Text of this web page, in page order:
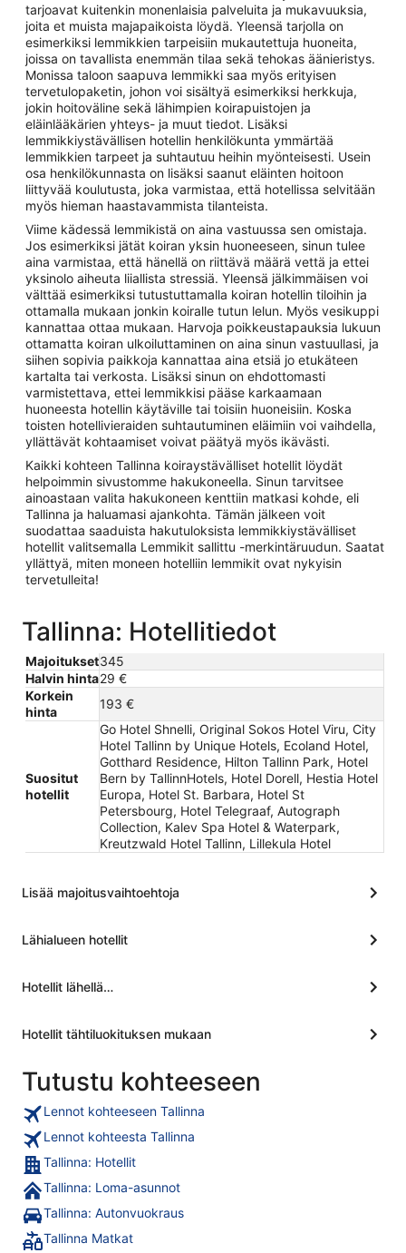
tarjoavat kuitenkin monenlaisia palveluita ja mukavuuksia,
joita et muista majapaikoista löydä. Yleensä tarjolla on
esimerkiksi lemmikkien tarpeisiin mukautettuja huoneita,
joissa on tavallista enemmän tilaa sekä tehokas äänieristys.
Monissa taloon saapuva lemmikki saa myös erityisen
tervetulopaketin, johon voi sisältyä esimerkiksi herkkuja,
jokin hoitoväline sekä lähimpien koirapuistojen ja
eläinlääkärien yhteys- ja muut tiedot. Lisäksi
lemmikkiystävällisen hotellin henkilökunta ymmärtää
lemmikkien tarpeet ja suhtautuu heihin myönteisesti. Usein
osa henkilökunnasta on lisäksi saanut eläinten hoitoon
liittyvää koulutusta, joka varmistaa, että hotellissa selvitään
myös hieman haastavammista tilanteista.
Viime kädessä lemmikistä on aina vastuussa sen omistaja.
Jos esimerkiksi jätät koiran yksin huoneeseen, sinun tulee
aina varmistaa, että hänellä on riittävä määrä vettä ja ettei
yksinolo aiheuta liiallista stressiä. Yleensä jälkimmäisen voi
välttää esimerkiksi tutustuttamalla koiran hotellin tiloihin ja
ottamalla mukaan jonkin koiralle tutun lelun. Myös vesikuppi
kannattaa ottaa mukaan. Harvoja poikkeustapauksia lukuun
ottamatta koiran ulkoiluttaminen on aina sinun vastuullasi, ja
siihen sopivia paikkoja kannattaa aina etsiä jo etukäteen
kartalta tai verkosta. Lisäksi sinun on ehdottomasti
varmistettava, ettei lemmikkisi pääse karkaamaan
huoneesta hotellin käytäville tai toisiin huoneisiin. Koska
toisten hotellivieraiden suhtautuminen eläimiin voi vaihdella,
yllättävät kohtaamiset voivat päätyä myös ikävästi.
Kaikki kohteen Tallinna koiraystävälliset hotellit löydät
helpoimmin sivustomme hakukoneella. Sinun tarvitsee
ainoastaan valita hakukoneen kenttiin matkasi kohde, eli
Tallinna ja haluamasi ajankohta. Tämän jälkeen voit
suodattaa saaduista hakutuloksista lemmikkiystävälliset
hotellit valitsemalla Lemmikit sallittu -merkintäruudun. Saatat
yllättyä, miten moneen hotelliin lemmikit ovat nykyisin
tervetulleita!
Tallinna: Hotellitiedot
Majoitukset345
Halvin hinta29 €
Korkein
hinta
193 €
Suositut
hotellit
Go Hotel Shnelli, Original Sokos Hotel Viru, City
Hotel Tallinn by Unique Hotels, Ecoland Hotel,
Gotthard Residence, Hilton Tallinn Park, Hotel
Bern by TallinnHotels, Hotel Dorell, Hestia Hotel
Europa, Hotel St. Barbara, Hotel St
Petersbourg, Hotel Telegraaf, Autograph
Collection, Kalev Spa Hotel & Waterpark,
Kreutzwald Hotel Tallinn, Lillekula Hotel
Lisää majoitusvaihtoehtoja
Lähialueen hotellit
Hotellit lähellä…
Hotellit tähtiluokituksen mukaan
Tutustu kohteeseen
Lennot kohteeseen Tallinna
Lennot kohteesta Tallinna
Tallinna: Hotellit
Tallinna: Loma-asunnot
Tallinna: Autonvuokraus
Tallinna Matkat